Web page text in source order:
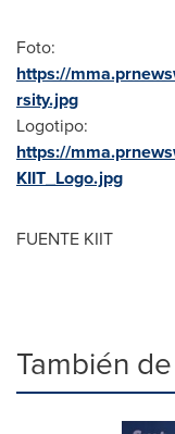
Foto:
https://
rsity.jpg
Logotipo:
https://
KIIT_Logo.jpg
FUENTE KIIT
También